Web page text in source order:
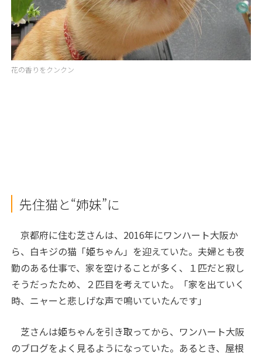
花の香りをクンクン
先住猫と“姉妹”に
京都府に住む芝さんは、2016年にワンハート大阪か
ら、白キジの猫「姫ちゃん」を迎えていた。夫婦とも夜
勤のある仕事で、家を空けることが多く、１匹だと寂し
そうだったため、２匹目を考えていた。「家を出ていく
時、ニャーと悲しげな声で鳴いていたんです」
芝さんは姫ちゃんを引き取ってから、ワンハート大阪
のブログをよく見るようになっていた。あるとき、屋根